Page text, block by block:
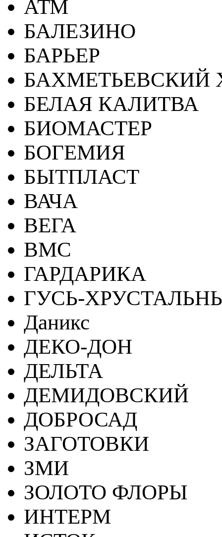
АТМ
БАЛЕЗИНО
БАРЬЕР
БАХМЕТЬЕВСКИЙ
БЕЛАЯ КАЛИТВА
БИОМАСТЕР
БОГЕМИЯ
БЫТПЛАСТ
ВАЧА
ВЕГА
ВМС
ГАРДАРИКА
ГУСЬ-
Даникс
ДЕКО-ДОН
ДЕЛЬТА
ДЕМИДОВСКИЙ
ДОБРОСАД
ЗАГОТОВКИ
ЗМИ
ЗОЛОТО ФЛОРЫ
ИНТЕРМ